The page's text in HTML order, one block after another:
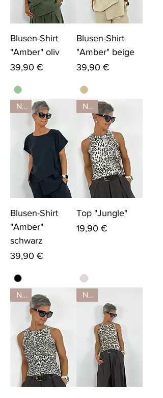
Blusen-Shirt
"Amber" oliv
Preis
39,90 €
Blusen-Shirt
"Amber" beige
Preis
39,90 €
Neu
Blusen-Shirt
"Amber"
schwarz
Preis
39,90 €
Neu
Top "Jungle"
Preis
19,90 €
Neu Neu